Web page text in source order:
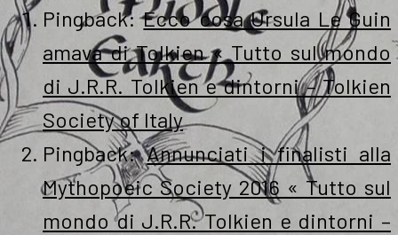
Pingback:Ecco cosa Ursula Le Guin
amava di Tolkien « Tutto sul mondo
di J.R.R. Tolkien e dintorni – Tolkien
Society of Italy
Pingback:Annunciati i finalisti alla
Mythopoeic Society 2016 « Tutto sul
mondo di J.R.R. Tolkien e dintorni –